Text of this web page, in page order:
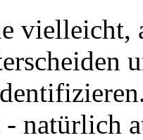
vielleicht,
- natürlich